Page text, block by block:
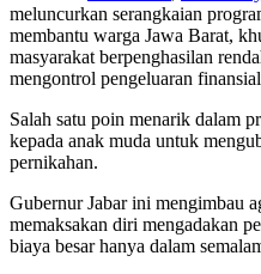
meluncurkan serangkaian
membantu warga Jawa Barat,
masyarakat berpenghasilan
mengontrol pengeluaran
Salah satu poin menarik dalam
kepada anak muda untuk
pernikahan.
Gubernur Jabar ini mengimbau
memaksakan diri mengadakan
biaya besar hanya dalam